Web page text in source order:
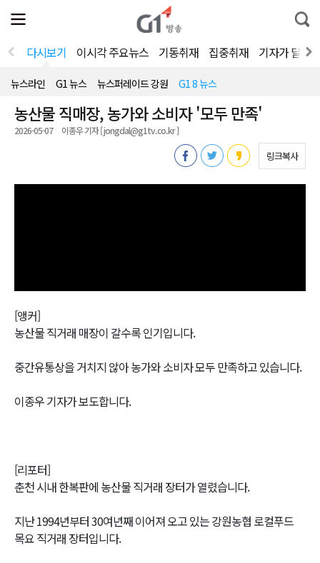
전
체
뉴
열
통
합
색
다시보기 이시각 주요뉴스 기동취재 집중취재 기자가 달려
뉴스라인 G1 뉴스 뉴스퍼레이드 강원 G1 8 뉴스
농산물 직매장, 농가와 소비자 '모두 만족'
2026-05-07 이종우 기자 [ jongdal@g1tv.co.kr ]
링크복사
[앵커]
농산물 직거래 매장이 갈수록 인기입니다.
중간유통상을 거치지 않아 농가와 소비자 모두 만족하고 있습니다.
이종우 기자가 보도합니다.
[리포터]
춘천 시내 한복판에 농산물 직거래 장터가 열렸습니다.
지난 1994년부터 30여년째 이어져 오고 있는 강원농협 로컬푸드
목요 직거래 장터입니다.